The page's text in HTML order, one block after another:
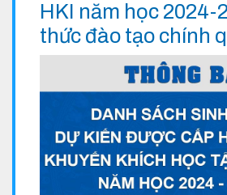
HKI năm học 2024-
thức đào tạo chính